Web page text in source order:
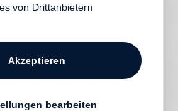
von Drittanbietern
Akzeptieren
bearbeiten